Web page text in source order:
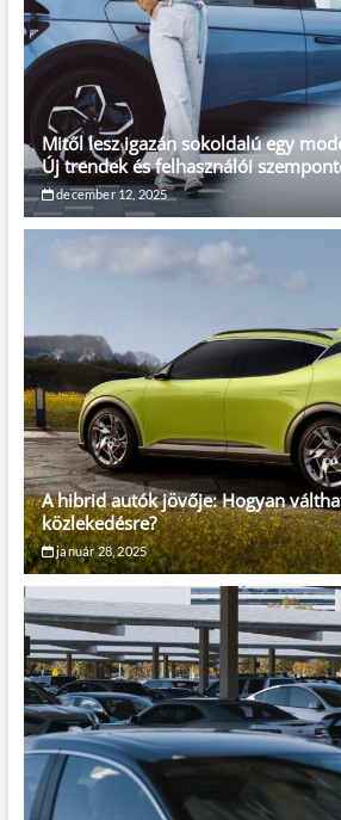
Mitől lesz igazán sokoldalú egy
Új trendek és felhasználói
december 12, 2025
A hibrid autók jövője: Hogyan
közlekedésre?
január 28, 2025